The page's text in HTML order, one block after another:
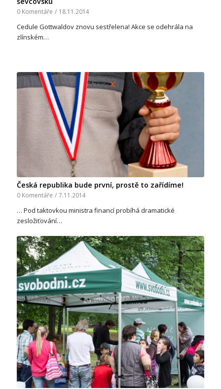
0 Komentáře / 18.11.2014
Cedule Gottwaldov znovu sestřelena! Akce se odehrála na
zlínském…
Česká republika bude první, prostě to zařídíme!
0 Komentáře / 7.11.2014
… Pod taktovkou ministra financí probíhá dramatické
zesložiťování…